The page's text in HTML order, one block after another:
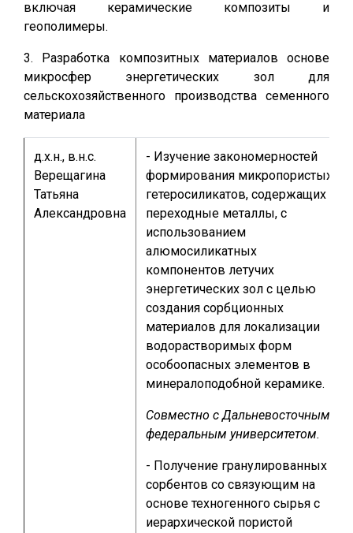
включая керамические композиты и
геополимеры.
3. Разработка композитных материалов основе
микросфер энергетических зол для
сельскохозяйственного производства семенного
материала
д.х.н., в.н.с.
Верещагина
Татьяна
Александровна
- Изучение закономерностей
формирования микропористых
гетеросиликатов, содержащих
переходные металлы, с
использованием
алюмосиликатных
компонентов летучих
энергетических зол с целью
создания сорбционных
материалов для локализации
водорастворимых форм
особоопасных элементов в
минералоподобной керамике.
Совместно с Дальневосточным
федеральным университетом.
- Получение гранулированных
сорбентов со связующим на
основе техногенного сырья с
иерархической пористой